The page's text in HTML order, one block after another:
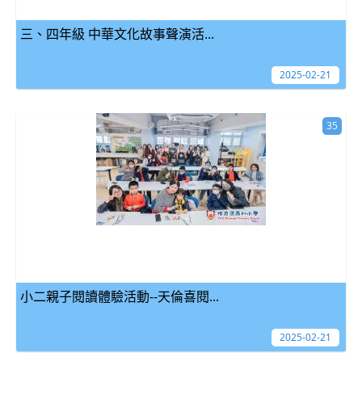
三、四年級 中華文化故事聲演活...
2025-02-21
小二親子閱讀體驗活動--天倫喜閱...
35
2025-02-21